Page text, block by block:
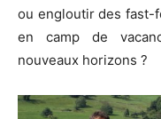
ou engloutir des fast-
en camp de
nouveaux horizons ?